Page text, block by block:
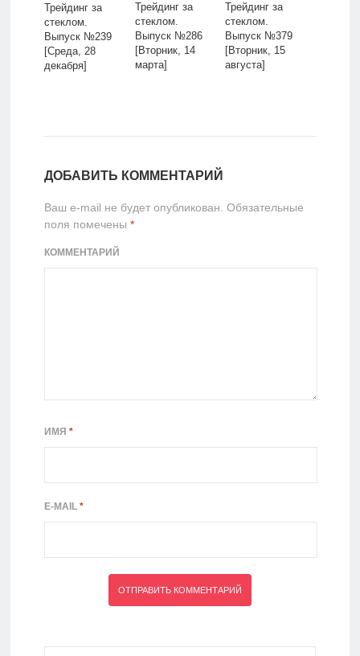
Трейдинг за
стеклом.
Выпуск №239
[Среда, 28
декабря]
Трейдинг за
стеклом.
Выпуск №286
[Вторник, 14
марта]
Трейдинг за
стеклом.
Выпуск №379
[Вторник, 15
августа]
ДОБАВИТЬ КОММЕНТАРИЙ
Ваш e-mail не будет опубликован. Обязательные
поля помечены *
КОММЕНТАРИЙ
ИМЯ *
E-MAIL *